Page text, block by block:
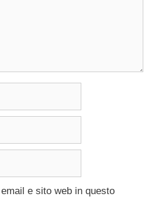
e sito web in questo